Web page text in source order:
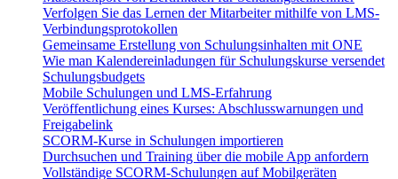
Verfolgen Sie das Lernen der Mitarbeiter mithilfe von LMS-
Verbindungsprotokollen
Gemeinsame Erstellung von Schulungsinhalten mit ONE
Wie man Kalendereinladungen für Schulungskurse versendet
Schulungsbudgets
Mobile Schulungen und LMS-Erfahrung
Veröffentlichung eines Kurses: Abschlusswarnungen und
Freigabelink
SCORM-Kurse in Schulungen importieren
Durchsuchen und Training über die mobile App anfordern
Vollständige SCORM-Schulungen auf Mobilgeräten